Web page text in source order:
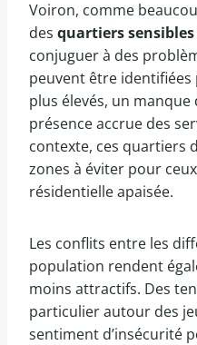
Voiron, comme
des quartiers sensibles
conjuguer à des
peuvent être identifiées
plus élevés, un manque
présence accrue des
contexte, ces quartiers
zones à éviter pour
résidentielle apaisée.
Les conflits entre les
population rendent
moins attractifs. Des
particulier autour des
sentiment d’insécurité